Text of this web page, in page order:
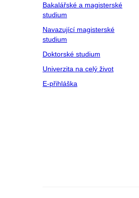
Bakalářské a magisterské
studium
Navazující magisterské
studium
Doktorské studium
Univerzita na celý život
E-přihláška